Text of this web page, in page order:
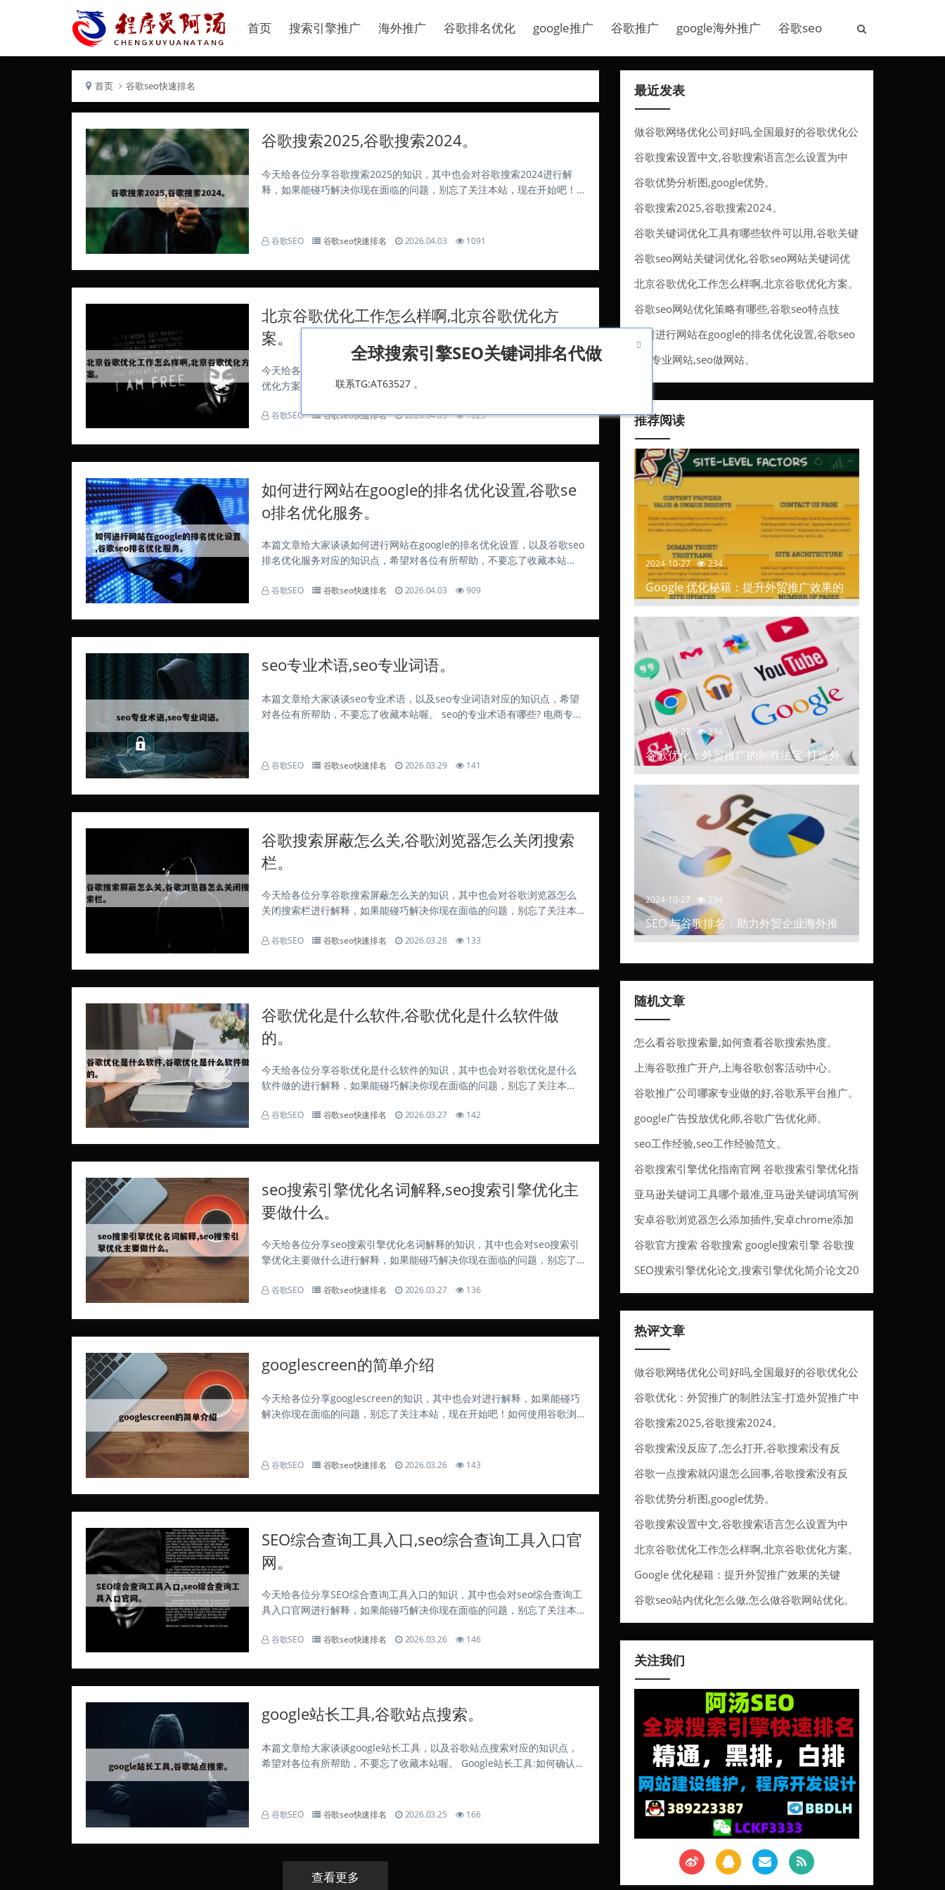
首页 搜索引擎推广 海外推广 谷歌排名优化 google推广 谷歌推广 google海外推广 谷歌seo
首页 谷歌seo快速排名
谷歌搜索2025,谷歌搜索2024。
今天给各位分享谷歌搜索2025的知识，其中也会对谷歌搜索2024进行解
释，如果能碰巧解决你现在面临的问题，别忘了关注本站，现在开始吧！
谷歌SEO 谷歌seo快速排名 2026.04.03 1091
北京谷歌优化工作怎么样啊,北京谷歌优化方
案。
今天给各位分享北京谷歌优化工作怎么样啊的知识，其中也会对北京谷歌
优化方案进行解释，如果能碰巧解决你现在面临的问题，别忘了关注本
措解决住房难题，提升结婚率日韩经验显示，仅完善...
谷歌SEO 谷歌seo快速排名 2026.04.03 1025
如何进行网站在google的排名优化设置,谷歌se
o排名优化服务。
本篇文章给大家谈谈如何进行网站在google的排名优化设置，以及谷歌seo
排名优化服务对应的知识点，希望对各位有所帮助，不要忘了收藏本站
工具，可帮助用户了解应用在安...
谷歌SEO 谷歌seo快速排名 2026.04.03 909
seo专业术语,seo专业词语。
本篇文章给大家谈谈seo专业术语，以及seo专业词语对应的知识点，希望
对各位有所帮助，不要忘了收藏本站喔。 seo的专业术语有哪些? 电商专业
谷歌SEO 谷歌seo快速排名 2026.03.29 141
谷歌搜索屏蔽怎么关,谷歌浏览器怎么关闭搜索
栏。
今天给各位分享谷歌搜索屏蔽怎么关的知识，其中也会对谷歌浏览器怎么
关闭搜索栏进行解释，如果能碰巧解决你现在面临的问题，别忘了关注本
用地址栏搜索记录方法... 1、通过清除浏...
谷歌SEO 谷歌seo快速排名 2026.03.28 133
谷歌优化是什么软件,谷歌优化是什么软件做
的。
今天给各位分享谷歌优化是什么软件的知识，其中也会对谷歌优化是什么
软件做的进行解释，如果能碰巧解决你现在面临的问题，别忘了关注本
WO是一个英文缩写谷歌优化是什么软件，...
谷歌SEO 谷歌seo快速排名 2026.03.27 142
seo搜索引擎优化名词解释,seo搜索引擎优化主
要做什么。
今天给各位分享seo搜索引擎优化名词解释的知识，其中也会对seo搜索引
擎优化主要做什么进行解释，如果能碰巧解决你现在面临的问题，别忘了
论上可覆盖30000个以上关键词，活...
谷歌SEO 谷歌seo快速排名 2026.03.27 136
googlescreen的简单介绍
今天给各位分享googlescreen的知识，其中也会对进行解释，如果能碰巧
解决你现在面临的问题，别忘了关注本站，现在开始吧！如何使用谷歌浏
谷歌SEO 谷歌seo快速排名 2026.03.26 143
SEO综合查询工具入口,seo综合查询工具入口官
网。
今天给各位分享SEO综合查询工具入口的知识，其中也会对seo综合查询工
具入口官网进行解释，如果能碰巧解决你现在面临的问题，别忘了关注本
口，SEM指搜索引擎营销，ASO...
谷歌SEO 谷歌seo快速排名 2026.03.26 146
google站长工具,谷歌站点搜索。
本篇文章给大家谈谈google站长工具，以及谷歌站点搜索对应的知识点，
希望对各位有所帮助，不要忘了收藏本站喔。 Google站长工具:如何确认某
谷歌SEO 谷歌seo快速排名 2026.03.25 166
查看更多
最近发表
做谷歌网络优化公司好吗,全国最好的谷歌优化公
司。
谷歌搜索设置中文,谷歌搜索语言怎么设置为中
文。
谷歌优势分析图,google优势。
谷歌搜索2025,谷歌搜索2024。
谷歌关键词优化工具有哪些软件可以用,谷歌关键
词优化工具有哪些软件可以用的。
谷歌seo网站关键词优化,谷歌seo网站关键词优
化方法。
北京谷歌优化工作怎么样啊,北京谷歌优化方案。
谷歌seo网站优化策略有哪些,谷歌seo特点技
巧。
如何进行网站在google的排名优化设置,谷歌seo
排名优化服务。
seo专业网站,seo做网站。
推荐阅读
2024-10-27 234
Google 优化秘籍：提升外贸推广效果的
关键
2024-10-27 234
谷歌优化：外贸推广的制胜法宝-打造外
贸推广中的高排名网站
2024-10-27 234
SEO 与谷歌排名：助力外贸企业海外推
广
随机文章
怎么看谷歌搜索量,如何查看谷歌搜索热度。
上海谷歌推广开户,上海谷歌创客活动中心。
谷歌推广公司哪家专业做的好,谷歌系平台推广。
google广告投放优化师,谷歌广告优化师。
seo工作经验,seo工作经验范文。
谷歌搜索引擎优化指南官网 谷歌搜索引擎优化指
南官网下载
亚马逊关键词工具哪个最准,亚马逊关键词填写例
子。
安卓谷歌浏览器怎么添加插件,安卓chrome添加
插件。
谷歌官方搜索 谷歌搜索 google搜索引擎 谷歌搜
索引擎入口
SEO搜索引擎优化论文,搜索引擎优化简介论文20
00字。
热评文章
做谷歌网络优化公司好吗,全国最好的谷歌优化公
司。
谷歌优化：外贸推广的制胜法宝-打造外贸推广中
的高排名网站
谷歌搜索2025,谷歌搜索2024。
谷歌搜索没反应了,怎么打开,谷歌搜索没有反
应。
谷歌一点搜索就闪退怎么回事,谷歌搜索没有反
应。
谷歌优势分析图,google优势。
谷歌搜索设置中文,谷歌搜索语言怎么设置为中
文。
北京谷歌优化工作怎么样啊,北京谷歌优化方案。
Google 优化秘籍：提升外贸推广效果的关键
谷歌seo站内优化怎么做,怎么做谷歌网站优化。
关注我们

全球搜索引擎SEO关键词排名代做
联系TG:AT63527 。